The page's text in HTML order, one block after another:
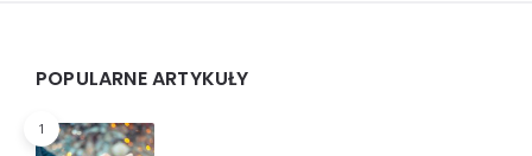
Widgets
POPULARNE ARTYKUŁY
1